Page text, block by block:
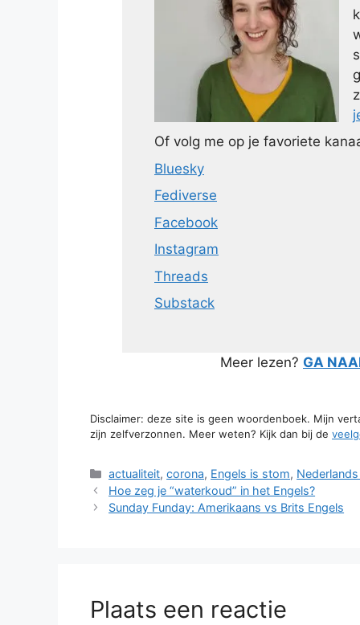
Of volg me op je favoriete
Bluesky
Fediverse
Facebook
Instagram
Threads
Substack
Meer lezen? GA
Disclaimer: deze site is geen woordenboek. Mijn
zijn zelfverzonnen. Meer weten? Kijk dan bij de
Categorieën
actualiteit,corona, Engels is stom,
Hoe zeg je “waterkoud” in het Engels?
Sunday Funday: Amerikaans vs Brits Engels
Plaats een reactie